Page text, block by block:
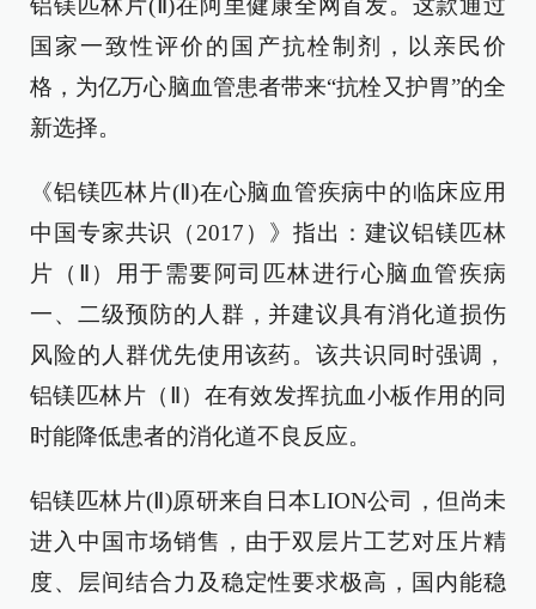
铝镁匹林片(Ⅱ)在阿里健康全网首发。这款通过
国家一致性评价的国产抗栓制剂，以亲民价
格，为亿万心脑血管患者带来“抗栓又护胃”的全
新选择。
《铝镁匹林片(Ⅱ)在心脑血管疾病中的临床应用
中国专家共识（2017）》指出：建议铝镁匹林
片（Ⅱ）用于需要阿司匹林进行心脑血管疾病
一、二级预防的人群，并建议具有消化道损伤
风险的人群优先使用该药。该共识同时强调，
铝镁匹林片（Ⅱ）在有效发挥抗血小板作用的同
时能降低患者的消化道不良反应。
铝镁匹林片(Ⅱ)原研来自日本LION公司，但尚未
进入中国市场销售，由于双层片工艺对压片精
度、层间结合力及稳定性要求极高，国内能稳